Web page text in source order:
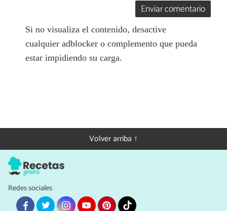
Enviar comentario
Si no visualiza el contenido, desactive
cualquier adblocker o complemento que pueda
estar impidiendo su carga.
Volver arriba ↑
Redes sociales